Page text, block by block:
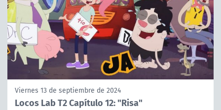
Viernes 13 de septiembre de 2024
Locos Lab T2 Capítulo 12: "Risa"